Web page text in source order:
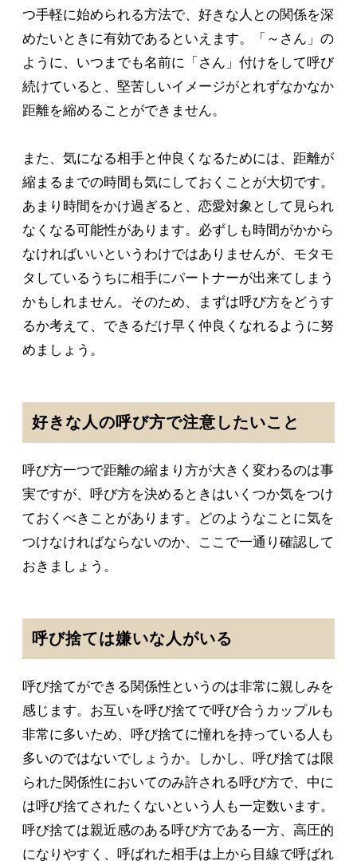
つ手軽に始められる方法で、好きな人との関係を深
めたいときに有効であるといえます。「～さん」の
ように、いつまでも名前に「さん」付けをして呼び
続けていると、堅苦しいイメージがとれずなかなか
距離を縮めることができません。
また、気になる相手と仲良くなるためには、距離が
縮まるまでの時間も気にしておくことが大切です。
あまり時間をかけ過ぎると、恋愛対象として見られ
なくなる可能性があります。必ずしも時間がかから
なければいいというわけではありませんが、モタモ
タしているうちに相手にパートナーが出来てしまう
かもしれません。そのため、まずは呼び方をどうす
るか考えて、できるだけ早く仲良くなれるように努
めましょう。
好きな人の呼び方で注意したいこと
呼び方一つで距離の縮まり方が大きく変わるのは事
実ですが、呼び方を決めるときはいくつか気をつけ
ておくべきことがあります。どのようなことに気を
つけなければならないのか、ここで一通り確認して
おきましょう。
呼び捨ては嫌いな人がいる
呼び捨てができる関係性というのは非常に親しみを
感じます。お互いを呼び捨てで呼び合うカップルも
非常に多いため、呼び捨てに憧れを持っている人も
多いのではないでしょうか。しかし、呼び捨ては限
られた関係性においてのみ許される呼び方で、中に
は呼び捨てされたくないという人も一定数います。
呼び捨ては親近感のある呼び方である一方、高圧的
になりやすく、呼ばれた相手は上から目線で呼ばれ